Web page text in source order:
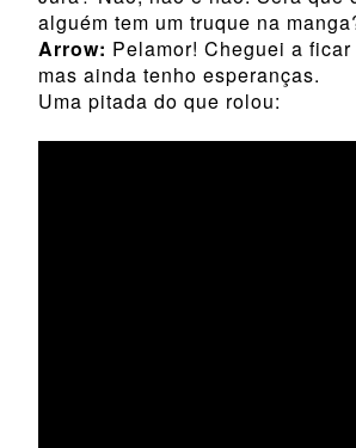
alguém tem um truque na
Arrow: Pelamor! Cheguei a
mas ainda tenho esperanças.
Uma pitada do que rolou: